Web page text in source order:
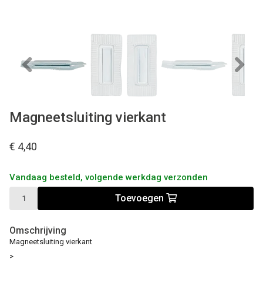
Magneetsluiting vierkant
€ 4,40
Vandaag besteld, volgende werkdag verzonden
Toevoegen
Omschrijving
Magneetsluiting vierkant
>